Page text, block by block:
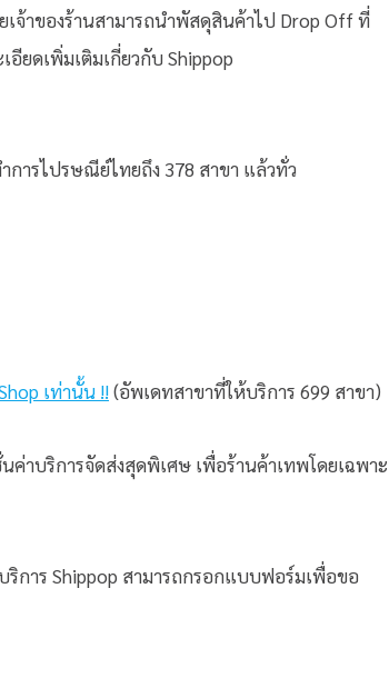
เจ้าของร้านสามารถนำพัสดุสินค้าไป Drop Off ที่
ยดเพิ่มเติมเกี่ยวกับ Shippop
ารไปรษณีย์ไทยถึง 378 สาขา แล้วทั่ว
เท่านั้น !!(อัพเดทสาขาที่ให้บริการ 699 สาขา)
าบริการจัดส่งสุดพิเศษ เพื่อร้านค้าเทพโดยเฉพาะ
การ Shippop สามารถกรอกแบบฟอร์มเพื่อขอ